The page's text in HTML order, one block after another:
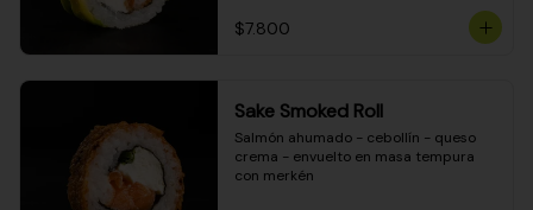
$7.800
Sake Smoked Roll
Salmón ahumado - cebollín - queso
crema - envuelto en masa tempura
con merkén